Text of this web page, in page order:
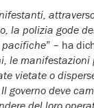
la polizia gode
pacifiche” – ha
le
vietate o
deve
del loro